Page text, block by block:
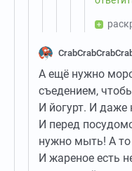
А ещё нужно
съедением,
И йогурт. И даже
И перед
нужно мыть! А то
И жареное есть